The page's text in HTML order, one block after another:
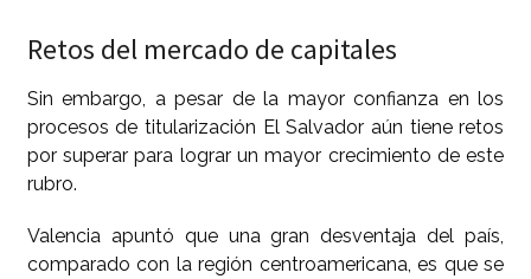
Retos del mercado de capitales
Sin embargo, a pesar de la mayor confianza en los
procesos de titularización El Salvador aún tiene retos
por superar para lograr un mayor crecimiento de este
rubro.
Valencia apuntó que una gran desventaja del país,
comparado con la región centroamericana, es que se